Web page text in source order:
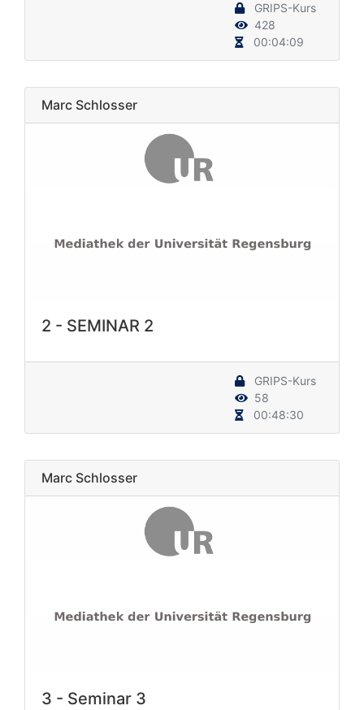
GRIPS-Kurs
428
00:04:09
Marc Schlosser
2 - SEMINAR 2
GRIPS-Kurs
58
00:48:30
Marc Schlosser
3 - Seminar 3